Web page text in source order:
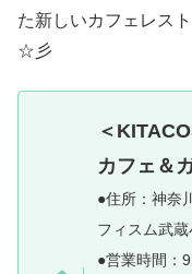
た新しいカフェレス
☆彡
＜
カフェ＆
●住所：神奈
フィスム武
●営業時間：